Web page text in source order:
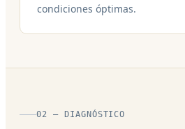
condiciones óptimas.
02 — DIAGNÓSTICO